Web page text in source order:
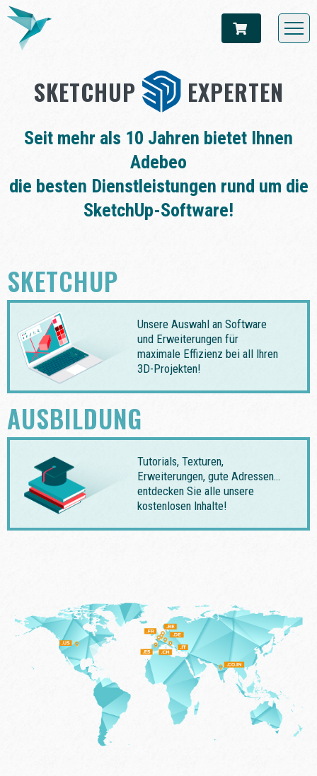
SKETCHUP EXPERTEN
Seit mehr als 10 Jahren bietet Ihnen
Adebeo
die besten Dienstleistungen rund um die
SketchUp-Software!
SKETCHUP
Unsere Auswahl an Software
und Erweiterungen für
maximale Effizienz bei all Ihren
3D-Projekten!
AUSBILDUNG
Tutorials, Texturen,
Erweiterungen, gute Adressen…
entdecken Sie alle unsere
kostenlosen Inhalte!